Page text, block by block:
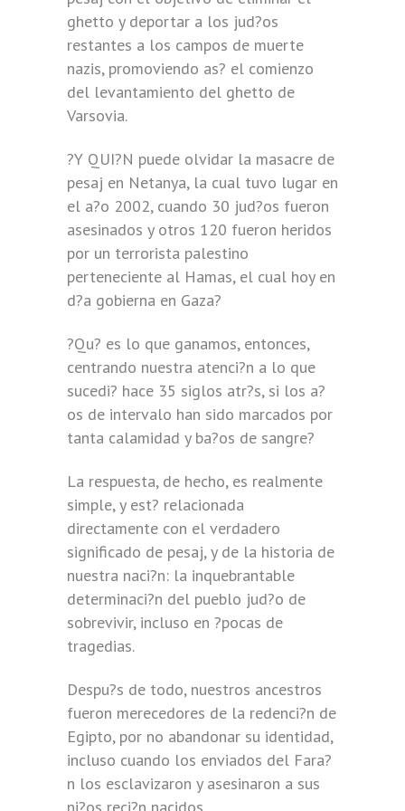
ghetto y deportar a los jud?os
restantes a los campos de muerte
nazis, promoviendo as? el comienzo
del levantamiento del ghetto de
Varsovia.
?Y QUI?N puede olvidar la masacre de
pesaj en Netanya, la cual tuvo lugar en
el a?o 2002, cuando 30 jud?os fueron
asesinados y otros 120 fueron heridos
por un terrorista palestino
perteneciente al Hamas, el cual hoy en
d?a gobierna en Gaza?
?Qu? es lo que ganamos, entonces,
centrando nuestra atenci?n a lo que
sucedi? hace 35 siglos atr?s, si los a?
os de intervalo han sido marcados por
tanta calamidad y ba?os de sangre?
La respuesta, de hecho, es realmente
simple, y est? relacionada
directamente con el verdadero
significado de pesaj, y de la historia de
nuestra naci?n: la inquebrantable
determinaci?n del pueblo jud?o de
sobrevivir, incluso en ?pocas de
tragedias.
Despu?s de todo, nuestros ancestros
fueron merecedores de la redenci?n de
Egipto, por no abandonar su identidad,
incluso cuando los enviados del Fara?
n los esclavizaron y asesinaron a sus